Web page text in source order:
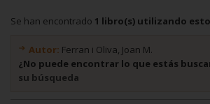
Se han encontrado 1 libro(s) utilizando
Autor: Ferran i Oliva, Joan M.
¿No puede encontrar lo que estás
su búsqueda